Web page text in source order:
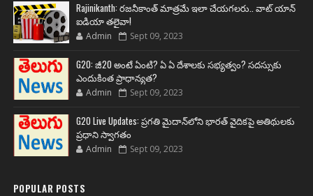
Rajinikanth: రజనీకాంత్ మాత్రమే ఇలా చేయగలరు.. వాట్ యాన్
ఐడియా తలైవా!
Admin Sept 09, 2023
G20: జీ20 అంటే ఏంటి? ఏ ఏ దేశాలకు సభ్యత్వం? సదస్సుకు
ఎందుకింత ప్రాధాన్యత?
Admin Sept 09, 2023
G20 Live Updates: ప్రగతి మైదాన్‌లోని భారత్ వైదికపై అతిథులకు
ప్రధాని స్వాగతం
Admin Sept 09, 2023
POPULAR POSTS